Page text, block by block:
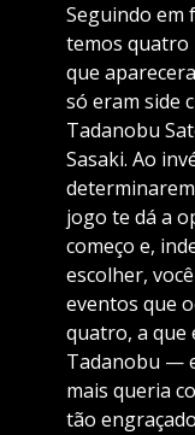
Seguindo em
temos quatro
que
só eram side
Tadanobu
Sasaki. Ao
jogo te dá a
começo e,
escolher,
eventos que
quatro, a que
Tadanobu —
mais queria
tão